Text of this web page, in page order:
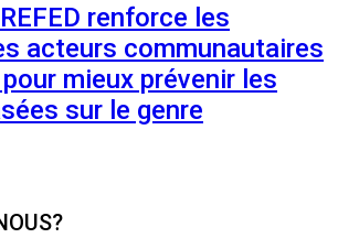
renforce les
acteurs communautaires
mieux prévenir les
sur le genre